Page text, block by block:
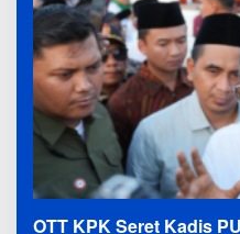
OTT KPK Seret Kadis